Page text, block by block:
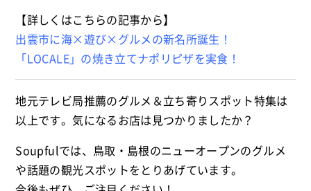
【詳しくはこちらの記事から】
出雲市に海×遊び×グルメの新名所誕生！
「LOCALE」の焼き立てナポリピザを実食！
地元テレビ局推薦のグルメ＆立ち寄りスポット特集は
以上です。気になるお店は見つかりましたか？
Soupfulでは、鳥取・島根のニューオープンのグルメ
や話題の観光スポットをとりあげています。